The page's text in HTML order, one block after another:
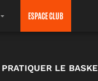
ESPACE CLUB
PRATIQUER LE